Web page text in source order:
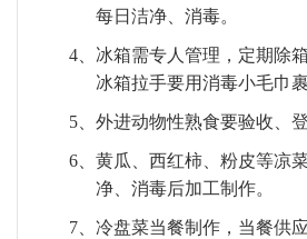
每日洁净、消毒。
4、 冰箱需专人管理，定期除
冰箱拉手要用消毒小毛巾
5、 外进动物性熟食要验收、登
6、 黄瓜、西红柿、粉皮等凉
净、消毒后加工制作。
7、 冷盘菜当餐制作，当餐供